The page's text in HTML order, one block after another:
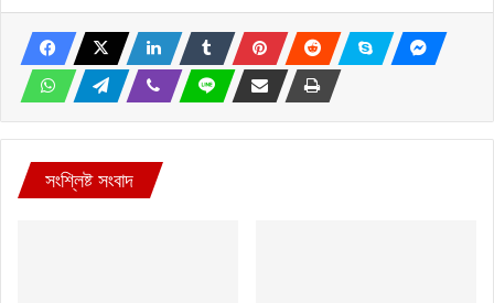
সংশ্লিষ্ট সংবাদ